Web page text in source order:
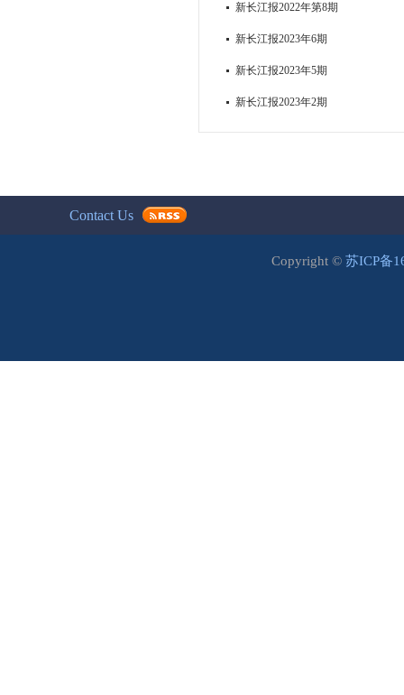
新长江报2022年第8期
新长江报2023年6期
新长江报2023年5期
新长江报2023年2期
Contact Us
Copyright © 苏ICP备